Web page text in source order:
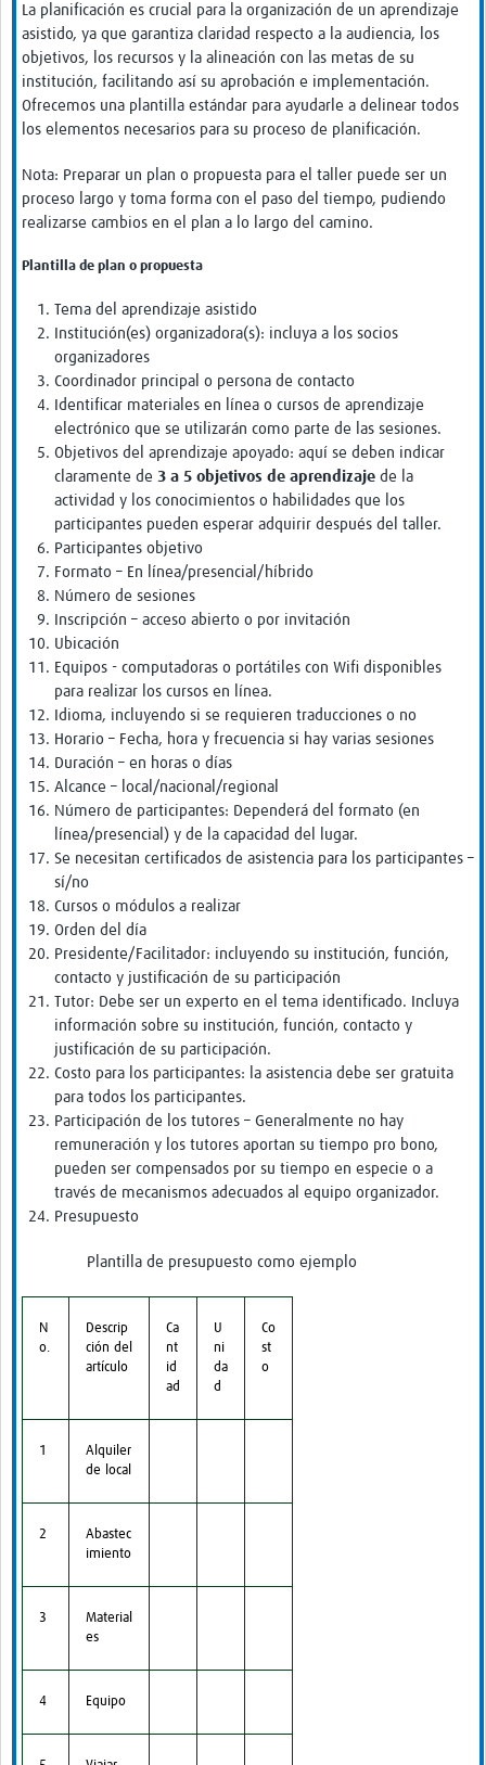
La planificación es crucial para la organización de un aprendizaje
asistido, ya que garantiza claridad respecto a la audiencia, los
objetivos, los recursos y la alineación con las metas de su
institución, facilitando así su aprobación e implementación.
Ofrecemos una plantilla estándar para ayudarle a delinear todos
los elementos necesarios para su proceso de planificación.
Nota: Preparar un plan o propuesta para el taller puede ser un
proceso largo y toma forma con el paso del tiempo, pudiendo
realizarse cambios en el plan a lo largo del camino.
Plantilla de plan o propuesta
Tema del aprendizaje asistido
Institución(es) organizadora(s): incluya a los socios
organizadores
Coordinador principal o persona de contacto
Identificar materiales en línea o cursos de aprendizaje
electrónico que se utilizarán como parte de las sesiones.
Objetivos del aprendizaje apoyado: aquí se deben indicar
claramente de 3 a 5 objetivos de aprendizaje de la
actividad y los conocimientos o habilidades que los
participantes pueden esperar adquirir después del taller.
Participantes objetivo
Formato – En línea/presencial/híbrido
Número de sesiones
Inscripción – acceso abierto o por invitación
Ubicación
Equipos - computadoras o portátiles con Wifi disponibles
para realizar los cursos en línea.
Idioma, incluyendo si se requieren traducciones o no
Horario – Fecha, hora y frecuencia si hay varias sesiones
Duración – en horas o días
Alcance – local/nacional/regional
Número de participantes: Dependerá del formato (en
línea/presencial) y de la capacidad del lugar.
Se necesitan certificados de asistencia para los participantes –
sí/no
Cursos o módulos a realizar
Orden del día
Presidente/Facilitador: incluyendo su institución, función,
contacto y justificación de su participación
Tutor: Debe ser un experto en el tema identificado. Incluya
información sobre su institución, función, contacto y
justificación de su participación.
Costo para los participantes: la asistencia debe ser gratuita
para todos los participantes.
Participación de los tutores – Generalmente no hay
remuneración y los tutores aportan su tiempo pro bono,
pueden ser compensados por su tiempo en especie o a
través de mecanismos adecuados al equipo organizador.
Presupuesto
Plantilla de presupuesto como ejemplo
N
o.
Descrip
ción del
artículo
Ca
nt
id
ad
U
ni
da
d
Co
st
o
1
Alquiler
de local
2
Abastec
imiento
3
Material
es
4 Equipo